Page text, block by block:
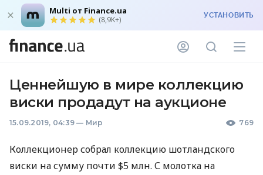
Multi от Finance.ua
(8,9K+) УСТАНОВИТЬ
Ценнейшую в мире коллекцию
виски продадут на аукционе
15.09.2019, 04:39 — Мир 769
Коллекционер собрал коллекцию шотландского
виски на сумму почти $5 млн. С молотка на